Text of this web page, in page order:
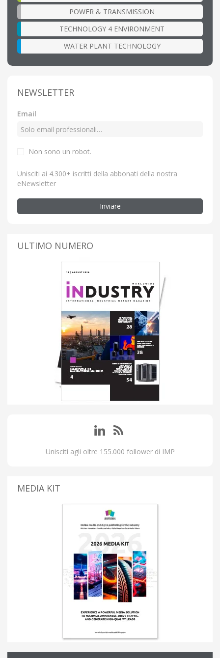
POWER & TRANSMISSION
TECHNOLOGY 4 ENVIRONMENT
WATER PLANT TECHNOLOGY
NEWSLETTER
Email
Non sono un robot.
Unisciti ai 4.300+ iscritti della abbonati della nostra
eNewsletter
Inviare
ULTIMO NUMERO
Unisciti agli oltre 155.000 follower di IMP
MEDIA KIT